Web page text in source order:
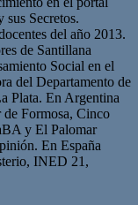
Secretos.
del año 2013.
de Santillana
Social en el
del Departamento de
Plata. En Argentina
Formosa, Cinco
y El Palomar
En España
INED 21,